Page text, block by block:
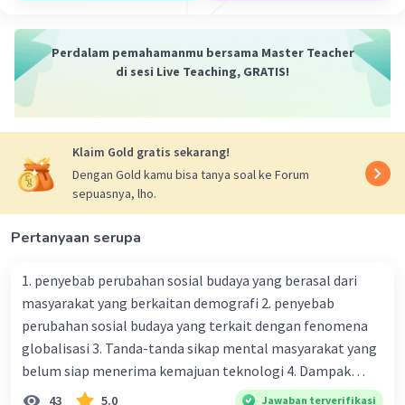
Perdalam pemahamanmu bersama Master Teacher
di sesi Live Teaching, GRATIS!
Klaim Gold gratis sekarang!
Dengan Gold kamu bisa tanya soal ke Forum
sepuasnya, lho.
Pertanyaan serupa
1. penyebab perubahan sosial budaya yang berasal dari
masyarakat yang berkaitan demografi 2. penyebab
perubahan sosial budaya yang terkait dengan fenomena
globalisasi 3. Tanda-tanda sikap mental masyarakat yang
belum siap menerima kemajuan teknologi 4. Dampak
modernisasi dalam kehidupan sosial masyarakat 5.
43 5.0 Jawaban terverifikasi